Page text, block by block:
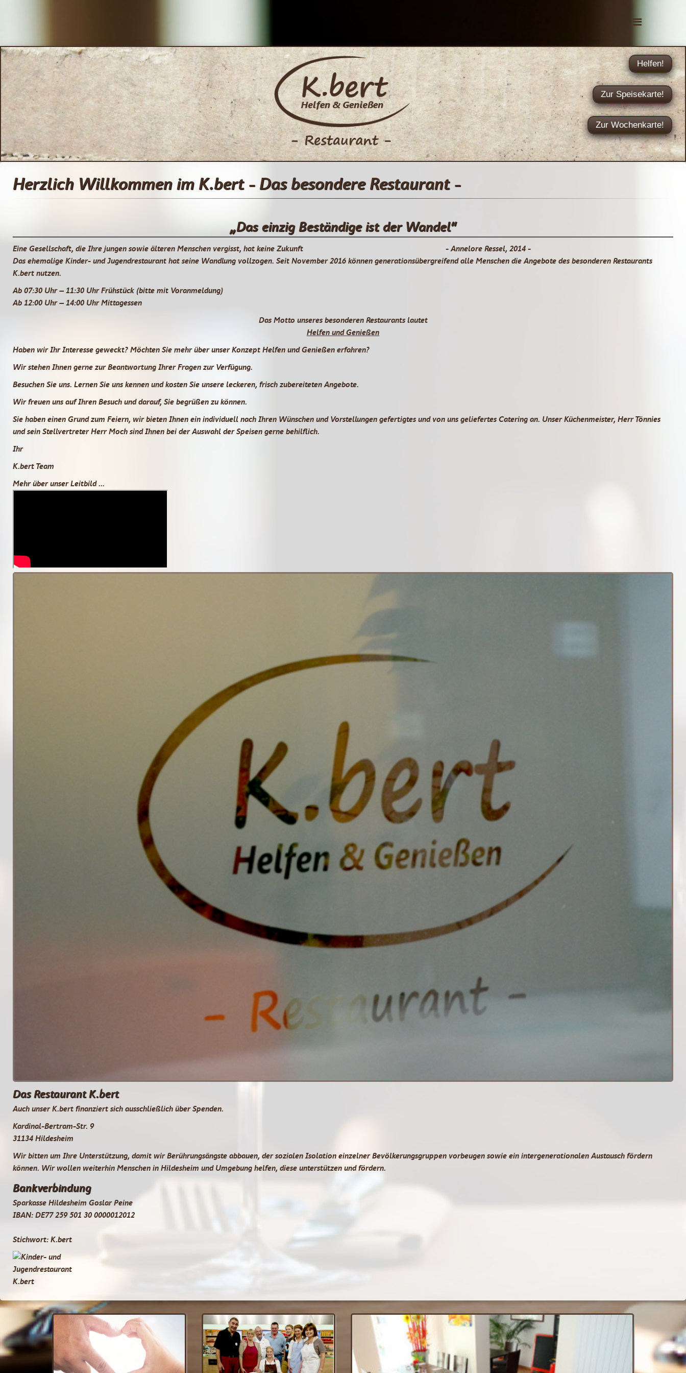
Helfen!
Zur Speisekarte!
Zur Wochenkarte!
Herzlich Willkommen im K.bert - Das besondere Restaurant -
„Das einzig Beständige ist der Wandel“
Eine Gesellschaft, die Ihre jungen sowie älteren Menschen vergisst, hat keine Zukunft
- Annelore Ressel, 2014 -
Das ehemalige Kinder- und Jugendrestaurant hat seine Wandlung vollzogen. Seit November 2016 können generationsübergreifend alle Menschen die Angebote des besonderen Restaurants
K.bert nutzen.
Ab 07:30 Uhr – 11:30 Uhr Frühstück (bitte mit Voranmeldung)
Ab 12:00 Uhr – 14:00 Uhr Mittagessen
Das Motto unseres besonderen Restaurants lautet
Helfen und Genießen
Haben wir Ihr Interesse geweckt? Möchten Sie mehr über unser Konzept Helfen und Genießen erfahren?
Wir stehen Ihnen gerne zur Beantwortung Ihrer Fragen zur Verfügung.
Besuchen Sie uns. Lernen Sie uns kennen und kosten Sie unsere leckeren, frisch zubereiteten Angebote.
Wir freuen uns auf Ihren Besuch und darauf, Sie begrüßen zu können.
Sie haben einen Grund zum Feiern, wir bieten Ihnen ein individuell nach Ihren Wünschen und Vorstellungen gefertigtes und von uns geliefertes Catering an. Unser Küchenmeister, Herr Tönnies
und sein Stellvertreter Herr Moch sind Ihnen bei der Auswahl der Speisen gerne behilflich.
Ihr
K.bert Team
Mehr über unser Leitbild ...
Das Restaurant K.bert
Auch unser K.bert finanziert sich ausschließlich über Spenden.
Kardinal-Bertram-Str. 9
31134 Hildesheim
Wir bitten um Ihre Unterstützung, damit wir Berührungsängste abbauen, der sozialen Isolation einzelner Bevölkerungsgruppen vorbeugen sowie ein intergenerationalen Austausch fördern
können. Wir wollen weiterhin Menschen in Hildesheim und Umgebung helfen, diese unterstützen und fördern.
Bankverbindung
Sparkasse Hildesheim Goslar Peine
IBAN: DE77 259 501 30 0000012012
Stichwort: K.bert